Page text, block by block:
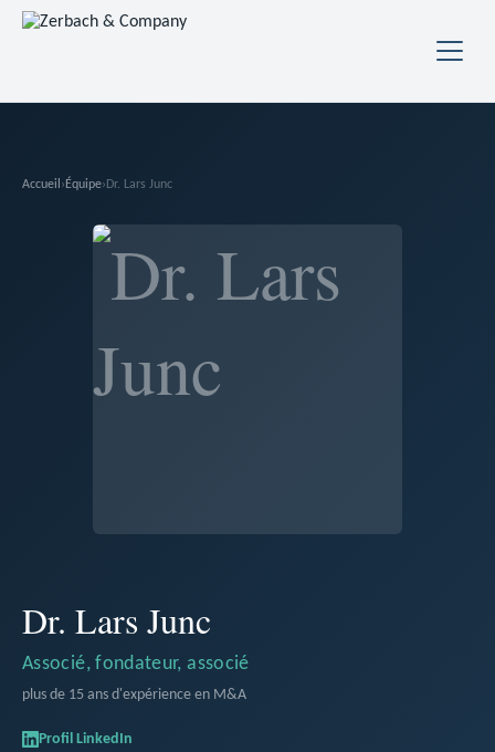
Accueil › Équipe› Dr. Lars Junc
Dr. Lars Junc
Associé, fondateur, associé
plus de 15 ans d'expérience en M&A
Profil LinkedIn